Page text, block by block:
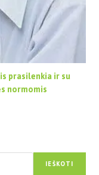
prasilenkia ir su
normomis
IEŠKOTI